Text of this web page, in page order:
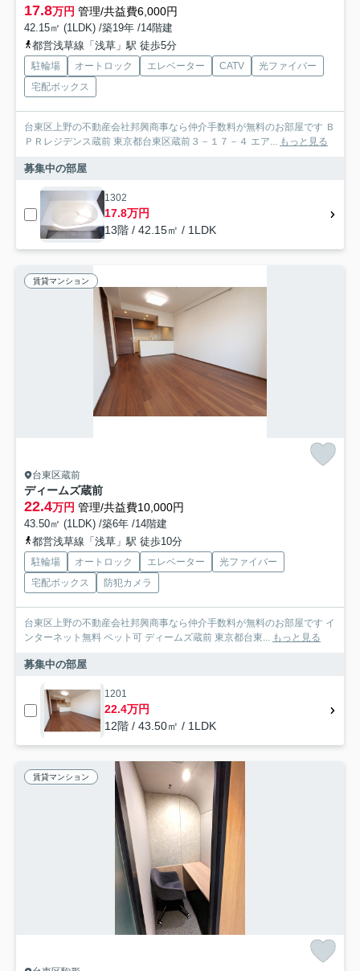
17.8万円 管理/共益費6,000円
42.15㎡ (1LDK) /築19年 /14階建
都営浅草線「浅草」駅 徒歩5分
駐輪場 オートロック エレベーター CATV
光ファイバー
宅配ボックス
台東区上野の不動産会社邦興商事なら仲介手数料が無料のお部屋です Ｂ
ＰＲレジデンス蔵前 東京都台東区蔵前３－１７－４ エア... もっと見る
募集中の部屋
1302
17.8万円
13階 / 42.15㎡ / 1LDK
賃貸マンション
台東区蔵前
ディームズ蔵前
22.4万円 管理/共益費10,000円
43.50㎡ (1LDK) /築6年 /14階建
都営浅草線「浅草」駅 徒歩10分
駐輪場 オートロック エレベーター
光ファイバー
宅配ボックス
防犯カメラ
台東区上野の不動産会社邦興商事なら仲介手数料が無料のお部屋です イ
ンターネット無料 ペット可 ディームズ蔵前 東京都台東... もっと見る
募集中の部屋
1201
22.4万円
12階 / 43.50㎡ / 1LDK
賃貸マンション